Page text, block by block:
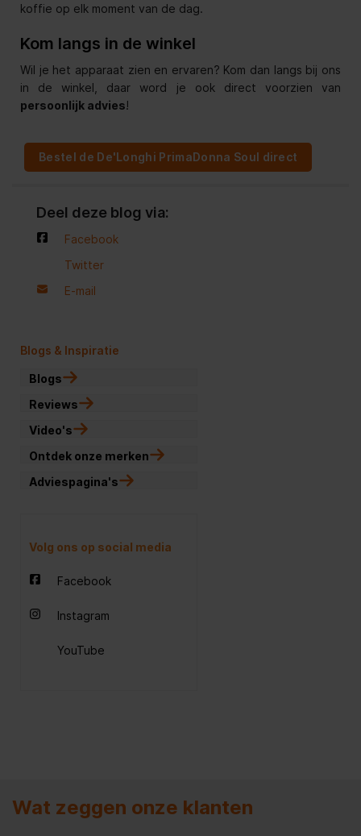
koffie op elk moment van de dag.
Kom langs in de winkel
Wil je het apparaat zien en ervaren? Kom dan langs bij ons
in de winkel, daar word je ook direct voorzien van
persoonlijk advies!
Bestel de De'Longhi PrimaDonna Soul direct
Deel deze blog via:
Facebook
Twitter
E-mail
Blogs & Inspiratie
Blogs
Reviews
Video's
Ontdek onze merken
Adviespagina's
Volg ons op social media
Facebook
Instagram
YouTube
Wat zeggen onze klanten